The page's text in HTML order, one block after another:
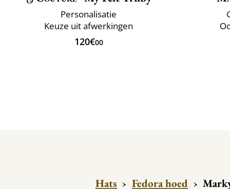
Personalisatie
Keuze uit afwerkingen
120€00
Hats › Fedora hoed ›